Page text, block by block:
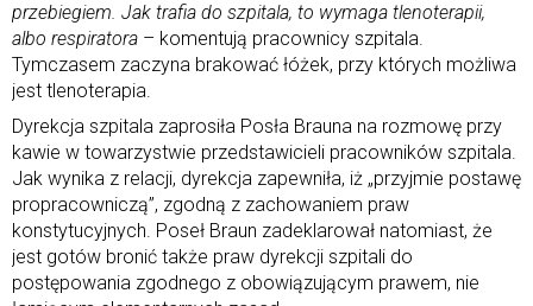
przebiegiem. Jak trafia do szpitala, to wymaga tlenoterapii,
albo respiratora – komentują pracownicy szpitala.
Tymczasem zaczyna brakować łóżek, przy których możliwa
jest tlenoterapia.
Dyrekcja szpitala zaprosiła Posła Brauna na rozmowę przy
kawie w towarzystwie przedstawicieli pracowników szpitala.
Jak wynika z relacji, dyrekcja zapewniła, iż „przyjmie postawę
propracowniczą”, zgodną z zachowaniem praw
konstytucyjnych. Poseł Braun zadeklarował natomiast, że
jest gotów bronić także praw dyrekcji szpitali do
postępowania zgodnego z obowiązującym prawem, nie